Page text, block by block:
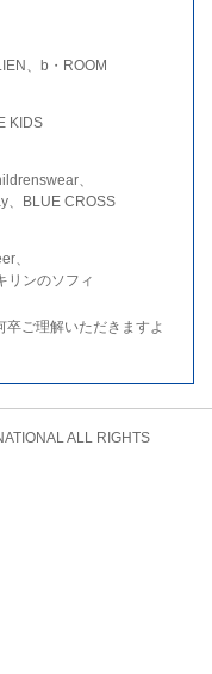
、b・ROOM
KIDS
、
、BLUE CROSS
、
リンのソフィ
ご理解いただきますよ